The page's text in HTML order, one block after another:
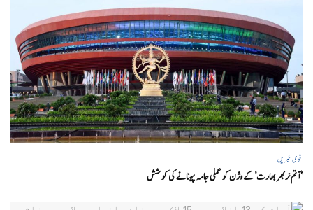
قومی خبریں
‘ آتم نربھر بھارت’ کے وژن کو عملی جامہ پہنانے کی کوشش